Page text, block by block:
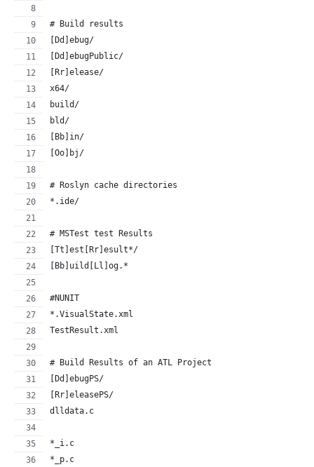
# Build results
[Dd]ebug/
[Dd]ebugPublic/
[Rr]elease/
x64/
build/
bld/
[Bb]in/
[Oo]bj/
# Roslyn cache directories
*.ide/
# MSTest test Results
[Tt]est[Rr]esult*/
[Bb]uild[Ll]og.*
#NUNIT
*.VisualState.xml
TestResult.xml
# Build Results of an ATL Project
[Dd]ebugPS/
[Rr]eleasePS/
dlldata.c
*_i.c
*_p.c